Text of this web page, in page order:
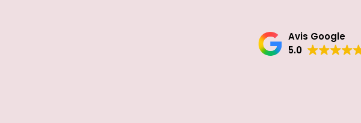
Avis Google
5.0